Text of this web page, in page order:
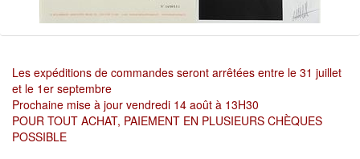
Les expéditions de commandes seront arrêtées entre le 31 juillet
et le 1er septembre
Prochaine mise à jour vendredi 14 août à 13H30
POUR TOUT ACHAT, PAIEMENT EN PLUSIEURS CHÈQUES
POSSIBLE